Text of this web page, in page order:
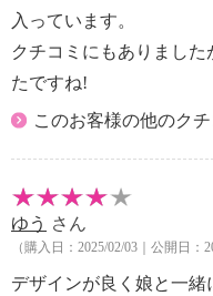
入っています。
クチコミにもありまし
たですね!
このお客様の他のク
ゆう さん
（購入日：2025/02/03｜公開日：
デザインが良く娘と一